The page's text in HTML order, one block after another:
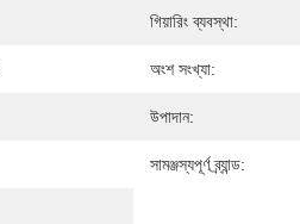
গিয়ারিং ব্যবস্থা:
অংশ সংখ্যা:
উপাদান:
সামঞ্জস্যপূর্ণ ব্র্যান্ড: